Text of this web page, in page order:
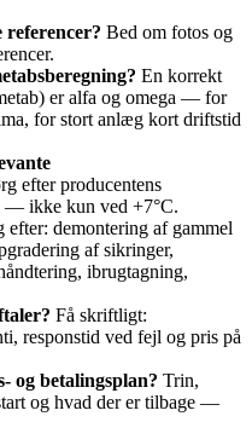
Bed om fotos og
En korrekt
er alfa og omega — for
for stort anlæg kort driftstid
efter producentens
— ikke kun ved +7°C.
efter: demontering af gammel
af sikringer,
ibrugtagning,
Få skriftligt:
responstid ved fejl og pris på
og betalingsplan? Trin,
og hvad der er tilbage —